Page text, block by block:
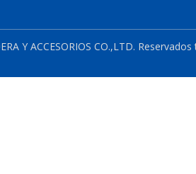
Y ACCESORIOS CO.,LTD.